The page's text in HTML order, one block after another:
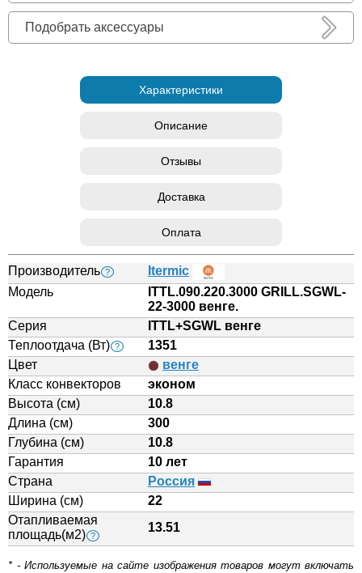
Подобрать аксессуары
Характеристики
Описание
Отзывы
Доставка
Оплата
Производитель ?
Itermic
Модель
ITTL.090.220.3000 GRILL.SGWL-
22-3000 венге.
Серия
ITTL+SGWL венге
Теплоотдача (Вт) ?
1351
Цвет
венге
Класс конвекторов
эконом
Высота (см)
10.8
Длина (см)
300
Глубина (см)
10.8
Гарантия
10 лет
Страна
Россия
Ширина (см)
22
Отапливаемая
площадь(м2) ?
13.51
* - Используемые на сайте изображения товаров могут включать